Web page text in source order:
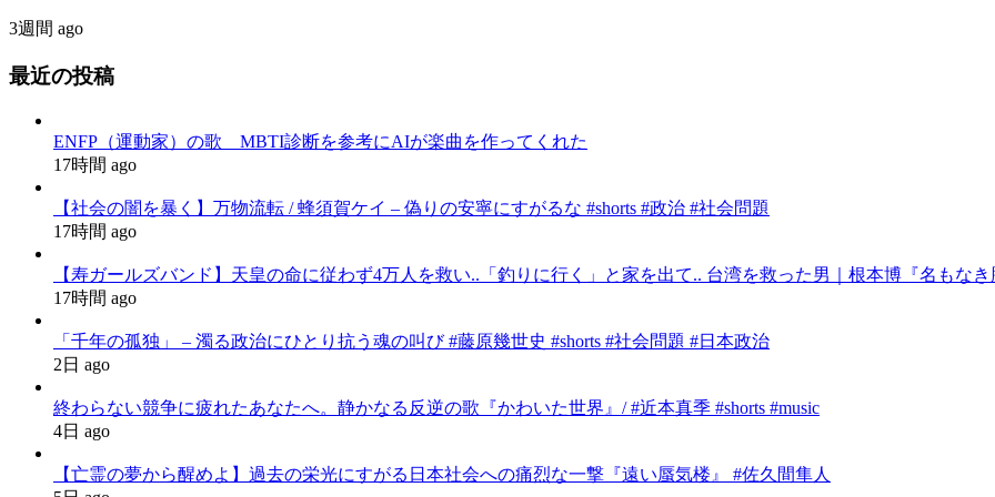
3週間 ago
最近の投稿
ENFP（運動家）の歌 MBTI診断を参考にAIが楽曲を作ってくれた
17時間 ago
【社会の闇を暴く】万物流転 / 蜂須賀ケイ – 偽りの安寧にすがるな #shorts #政治 #社会問題
17時間 ago
【寿ガールズバンド】天皇の命に従わず4万人を救い..「釣りに行く」と家を出て.. 台湾を救った男｜根本博『名もな
17時間 ago
「千年の孤独」 – 濁る政治にひとり抗う魂の叫び #藤原幾世史 #shorts #社会問題 #日本政治
2日 ago
終わらない競争に疲れたあなたへ。静かなる反逆の歌『かわいた世界』/ #近本真季 #shorts #music
4日 ago
【亡霊の夢から醒めよ】過去の栄光にすがる日本社会への痛烈な一撃『遠い蜃気楼』 #佐久間隼人